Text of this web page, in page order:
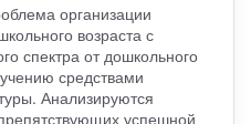
организации
возраста с
спектра от дошкольного
средствами
Анализируются
успешной